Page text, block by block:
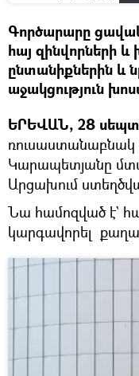
Գործարարը
հայ զինվորների
ընտանիքներին և
աջակցություն
ԵՐԵՎԱՆ, 28
ռուսաստանաբնակ
Կարապետյանը
Արցախում
Նա համոզված է`
կարգավորել